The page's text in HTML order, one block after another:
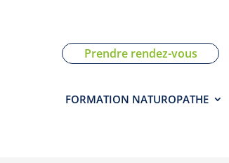
Prendre rendez-vous
FORMATION NATUROPATHE